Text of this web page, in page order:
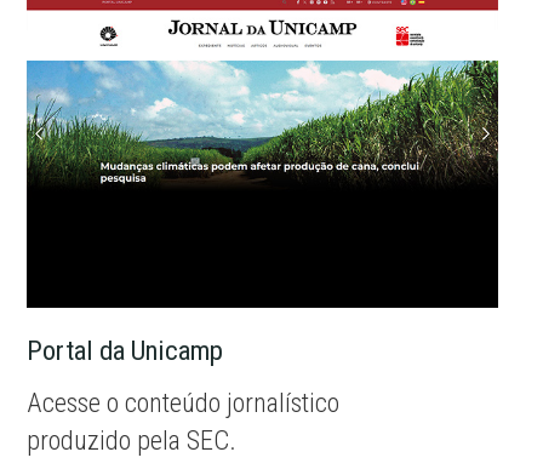
Portal da Unicamp
Acesse o conteúdo jornalístico
produzido pela SEC.